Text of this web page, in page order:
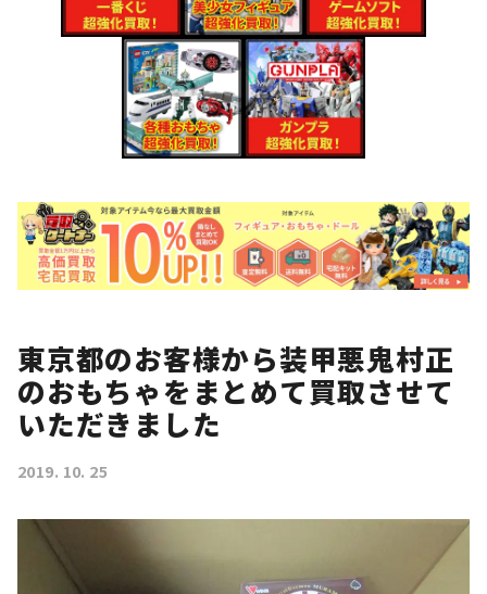
東京都のお客様から装甲悪鬼村正
のおもちゃをまとめて買取させて
いただきました
2019. 10. 25